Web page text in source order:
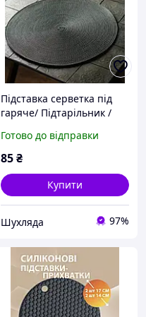
Підставка серветка під
гаряче/ Підтарільник /
круглий графіт
Готово до відправки
85₴
Купити
Шухляда 97%